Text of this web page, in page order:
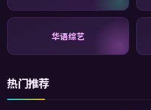
华语综艺
热门推荐